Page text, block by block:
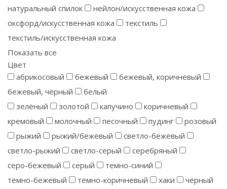
натуральный спилок
нейлон/искусственная кожа
оксфорд/искусственная кожа
текстиль
текстиль/искусственная кожа
Показать все
Цвет
абрикосовый
бежевый
бежевый, коричневый
бежевый, чёрный
белый
зелёный
золотой капучино
коричневый
кремовый
молочный песочный пудинг
розовый
рыжий
рыжий/бежевый
светло-бежевый
светло-рыжий
светло-серый
серебряный
серо-бежевый
серый
темно-синий
тёмно-бежевый
тёмно-коричневый хаки
чёрный